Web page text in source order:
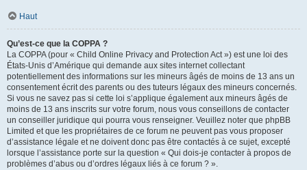
Haut
Qu’est-ce que la COPPA ?
La COPPA (pour « Child Online Privacy and Protection Act ») est une loi des
États-Unis d’Amérique qui demande aux sites internet collectant
potentiellement des informations sur les mineurs âgés de moins de 13 ans un
consentement écrit des parents ou des tuteurs légaux des mineurs concernés.
Si vous ne savez pas si cette loi s’applique également aux mineurs âgés de
moins de 13 ans inscrits sur votre forum, nous vous conseillons de contacter
un conseiller juridique qui pourra vous renseigner. Veuillez noter que phpBB
Limited et que les propriétaires de ce forum ne peuvent pas vous proposer
d’assistance légale et ne doivent donc pas être contactés à ce sujet, excepté
lorsque l’assistance porte sur la question « Qui dois-je contacter à propos de
problèmes d’abus ou d’ordres légaux liés à ce forum ? ».